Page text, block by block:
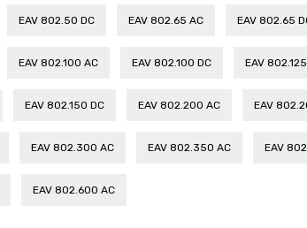
EAV 802.50 DC EAV 802.65 AC EAV 802.65
EAV 802.100 AC EAV 802.100 DC EAV
EAV 802.150 DC EAV 802.200 AC EAV
EAV 802.300 AC EAV 802.350 AC EAV
EAV 802.600 AC